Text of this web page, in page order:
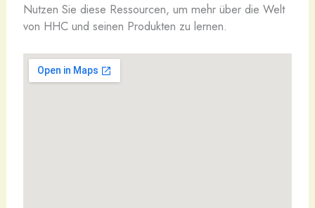
Nutzen Sie diese Ressourcen, um mehr über die Welt
von HHC und seinen Produkten zu lernen.